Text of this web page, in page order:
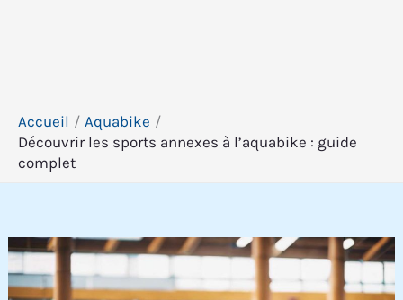
Accueil
Aquabike
Découvrir les sports annexes à l’aquabike : guide
complet